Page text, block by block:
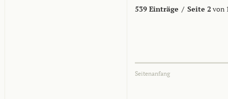
539 Einträge / Seite 2 von
Seitenanfang